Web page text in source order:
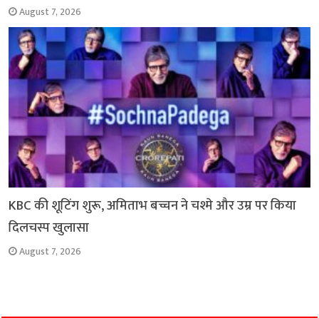
August 7, 2026
KBC की शूटिंग शुरू, अमिताभ बच्चन ने चश्मे और उम्र पर किया
दिलचस्प खुलासा
August 7, 2026